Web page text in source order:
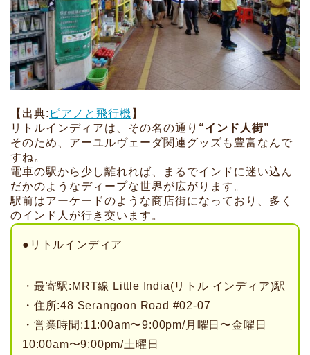
【出典: ピアノと飛行機 】
リトルインディアは、その名の通り “インド人街”
そのため、アーユルヴェーダ関連グッズも豊富なんで
すね。
電車の駅から少し離れれば、まるでインドに迷い込ん
だかのようなディープな世界が広がります。
駅前はアーケードのような商店街になっており、多く
のインド人が行き交います。
●リトルインディア
・最寄駅:MRT線 Little India(リトル インディア)駅
・住所:48 Serangoon Road #02-07
・営業時間:11:00am〜9:00pm/月曜日〜金曜日
10:00am〜9:00pm/土曜日